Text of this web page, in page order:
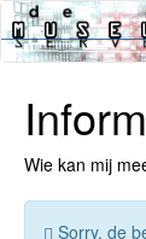
Wie kan mij
Sorry, de